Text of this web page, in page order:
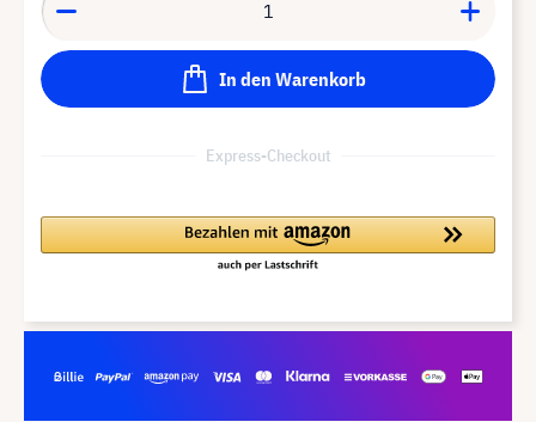
In den Warenkorb
Express-Checkout